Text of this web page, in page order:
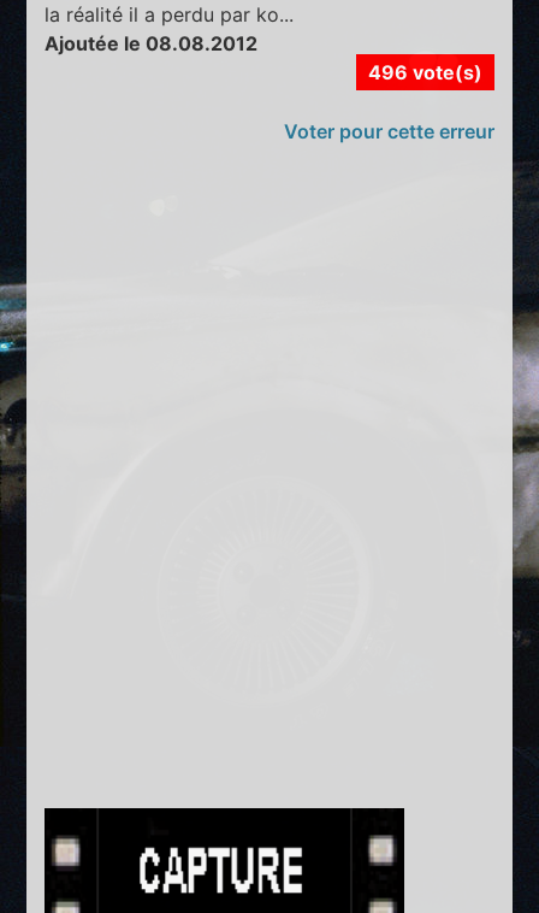
la réalité il a perdu par ko...
Ajoutée le 08.08.2012
496 vote(s)
Voter pour cette erreur